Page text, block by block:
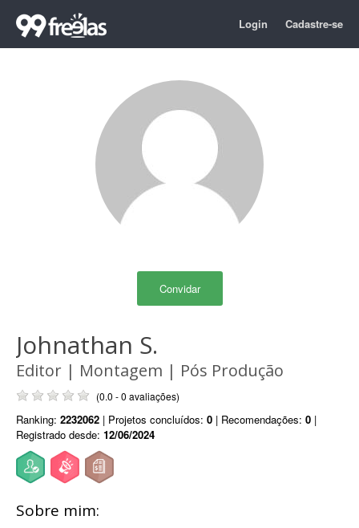
Login Cadastre-se
Convidar
Johnathan S.
Editor | Montagem | Pós Produção
(0.0 - 0 avaliações)
Ranking: 2232062 | Projetos concluídos: 0 | Recomendações: 0 |
Registrado desde: 12/06/2024
Sobre mim: